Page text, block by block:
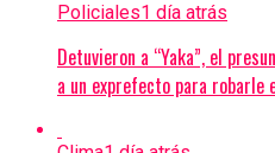
Policiales1 día atrás
Detuvieron a “Yaka”, el
a un exprefecto para robarle